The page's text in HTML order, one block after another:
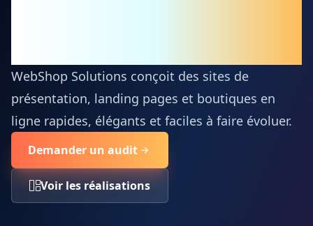
WebShop Solutions conçoit des sites de
présentation, landing pages et boutiques en
ligne rapides, élégants et faciles à faire évoluer.
Demander un audit
Voir les réalisations